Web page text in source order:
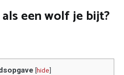
een wolf je bijt?
[hide]